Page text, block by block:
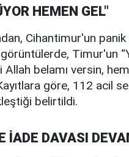
HEMEN GEL"
Cihantimur'un
Timur'un
Allah belamı versin,
göre, 112 acil
belirtildi.
İADE DAVASI